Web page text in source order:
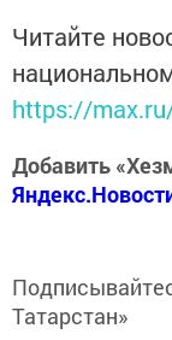
Читайте
https://
Добавить
Татарстан»